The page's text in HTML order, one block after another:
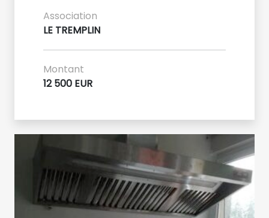
Association
LE TREMPLIN
Montant
12 500 EUR